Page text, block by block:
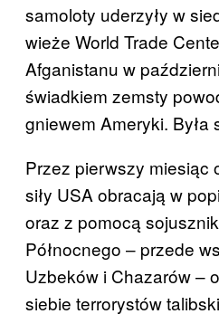
samoloty uderzyły w
wieże World Trade
Afganistanu w
świadkiem zemsty
gniewem Ameryki. Była
Przez pierwszy miesiąc
siły USA obracają w
oraz z pomocą
Północnego – przede
Uzbeków i Chazarów –
siebie terrorystów